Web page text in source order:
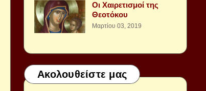
Οι Χαιρετισμοί της
Θεοτόκου
Μαρτίου 03, 2019
Ακολουθείστε μας